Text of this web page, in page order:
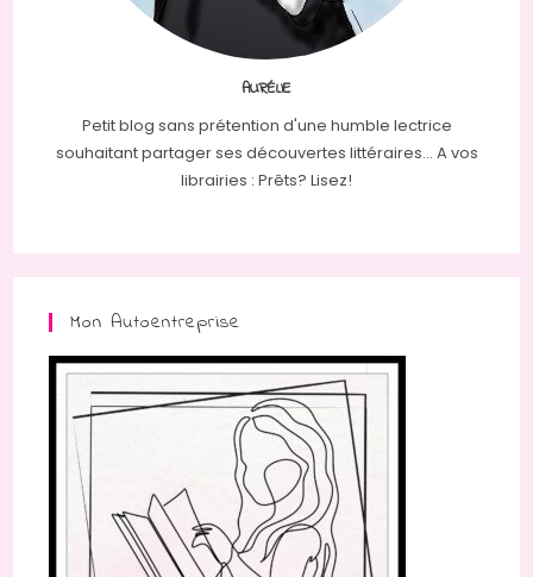
AURÉLIE
Petit blog sans prétention d'une humble lectrice
souhaitant partager ses découvertes littéraires... A vos
librairies : Prêts? Lisez!
Mon Autoentreprise